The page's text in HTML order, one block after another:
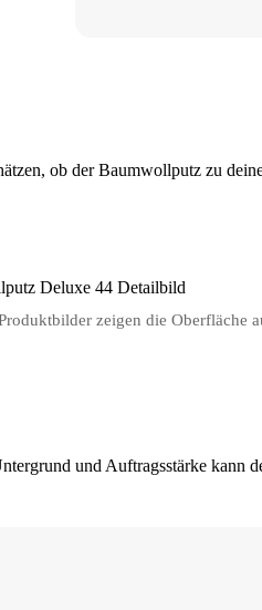
ob der Baumwollputz zu
zeigen die Oberfläche
und Auftragsstärke kann